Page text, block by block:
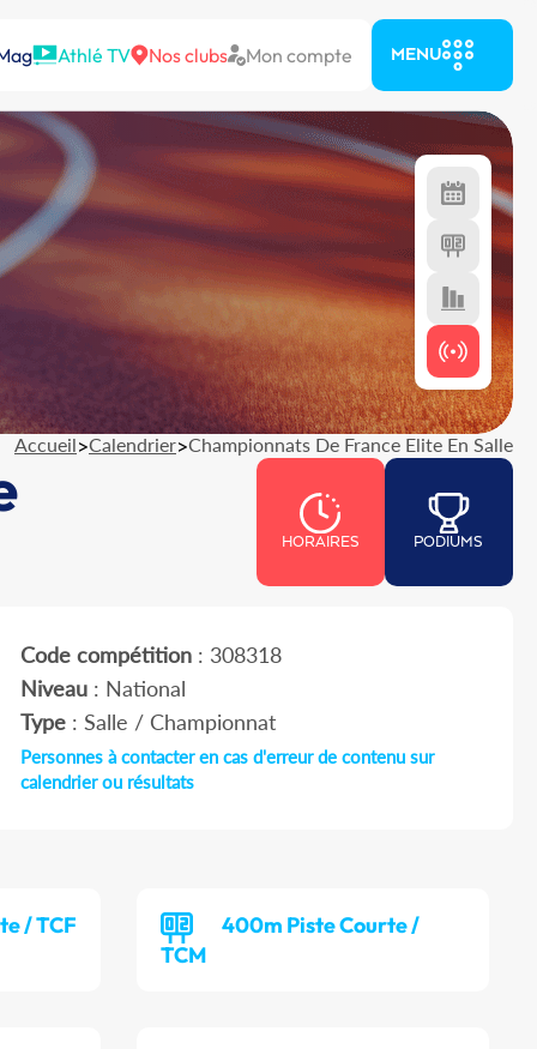
Athlé TV Nos clubs Mon compte MENU
Accueil>Calendrier>Championnats De France Elite En Salle
HORAIRES PODIUMS
Code compétition : 308318
Niveau : National
Type : Salle / Championnat
Personnes à contacter en cas d'erreur de contenu sur
calendrier ou résultats
/ TCF
400m Piste Courte /
TCM